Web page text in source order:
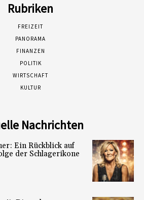
Rubriken
FREIZEIT
PANORAMA
FINANZEN
POLITIK
WIRTSCHAFT
KULTUR
Nachrichten
Ein Rückblick auf
der Schlagerikone